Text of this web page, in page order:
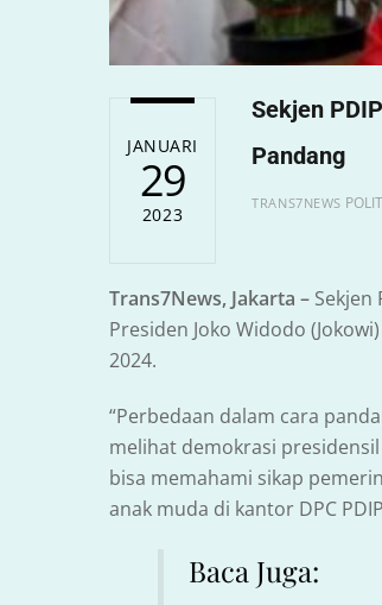
JANUARI
29
2023
Sekjen
Pandang
TRANS7NEWS
Trans7News, Jakarta – Sekjen
Presiden Joko Widodo
2024.
“Perbedaan dalam cara
melihat demokrasi
bisa memahami sikap
anak muda di kantor DPC
Baca Juga: